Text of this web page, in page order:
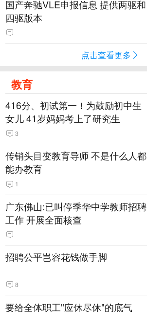
国产奔驰VLE申报信息 提供两驱和
四驱版本
点击查看更多
教育
416分、初试第一！为鼓励初中生
女儿 41岁妈妈考上了研究生
3
传销头目变教育导师 不是什么人都
能办教育
1
广东佛山:已叫停季华中学教师招聘
工作 开展全面核查
招聘公平岂容花钱做手脚
8
要给全体职工"应休尽休"的底气